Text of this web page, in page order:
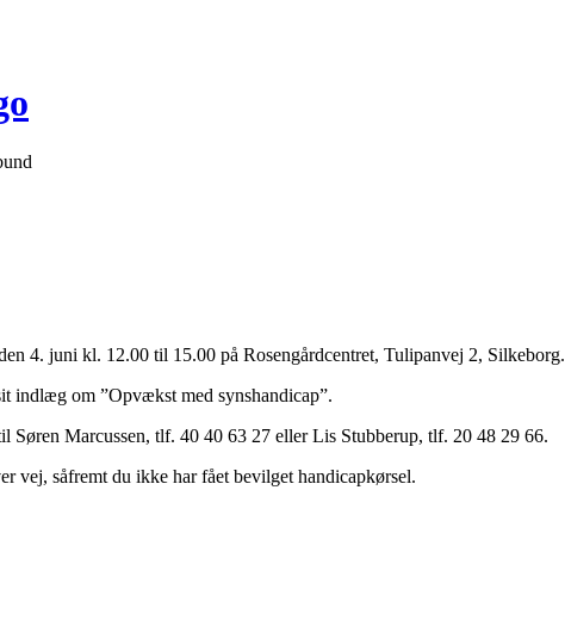
4. juni kl. 12.00 til 15.00 på Rosengårdcentret, Tulipanvej 2, Silkeborg.
indlæg om ”Opvækst med synshandicap”.
Søren Marcussen, tlf. 40 40 63 27 eller Lis Stubberup, tlf. 20 48 29 66.
vej, såfremt du ikke har fået bevilget handicapkørsel.